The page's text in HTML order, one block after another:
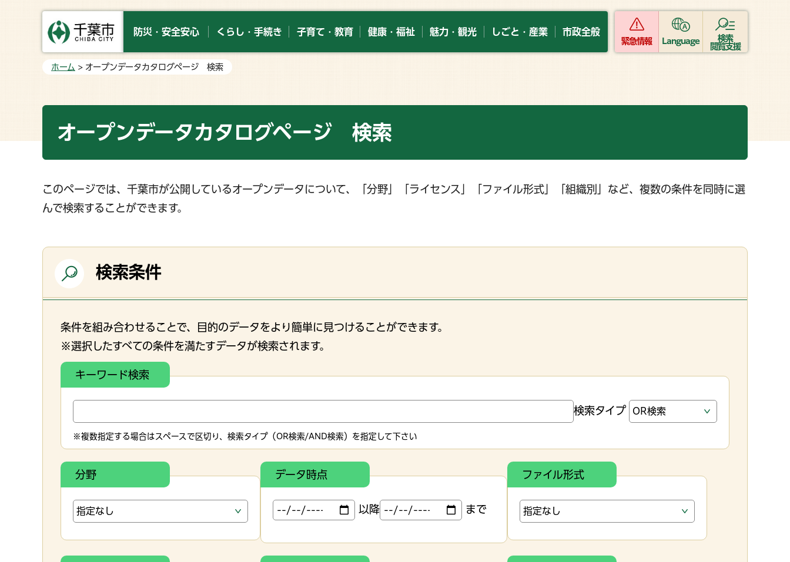
防災・安全安心 くらし・手続き 子育て・教育 健康・福祉 魅力・観光 しごと・産業 市政全般
緊急情報 Language
検索
閲覧支援
ホーム > オープンデータカタログページ 検索
オープンデータカタログページ 検索
このページでは、千葉市が公開しているオープンデータについて、「分野」「ライセンス」「ファイル形式」「組織別」など、複数の条件を同時に選
んで検索することができます。
検索条件
条件を組み合わせることで、目的のデータをより簡単に見つけることができます。
※選択したすべての条件を満たすデータが検索されます。
キーワード検索
検索タイプ
※複数指定する場合はスペースで区切り、検索タイプ（OR検索/AND検索）を指定して下さい
分野 データ時点
以降 まで
ファイル形式